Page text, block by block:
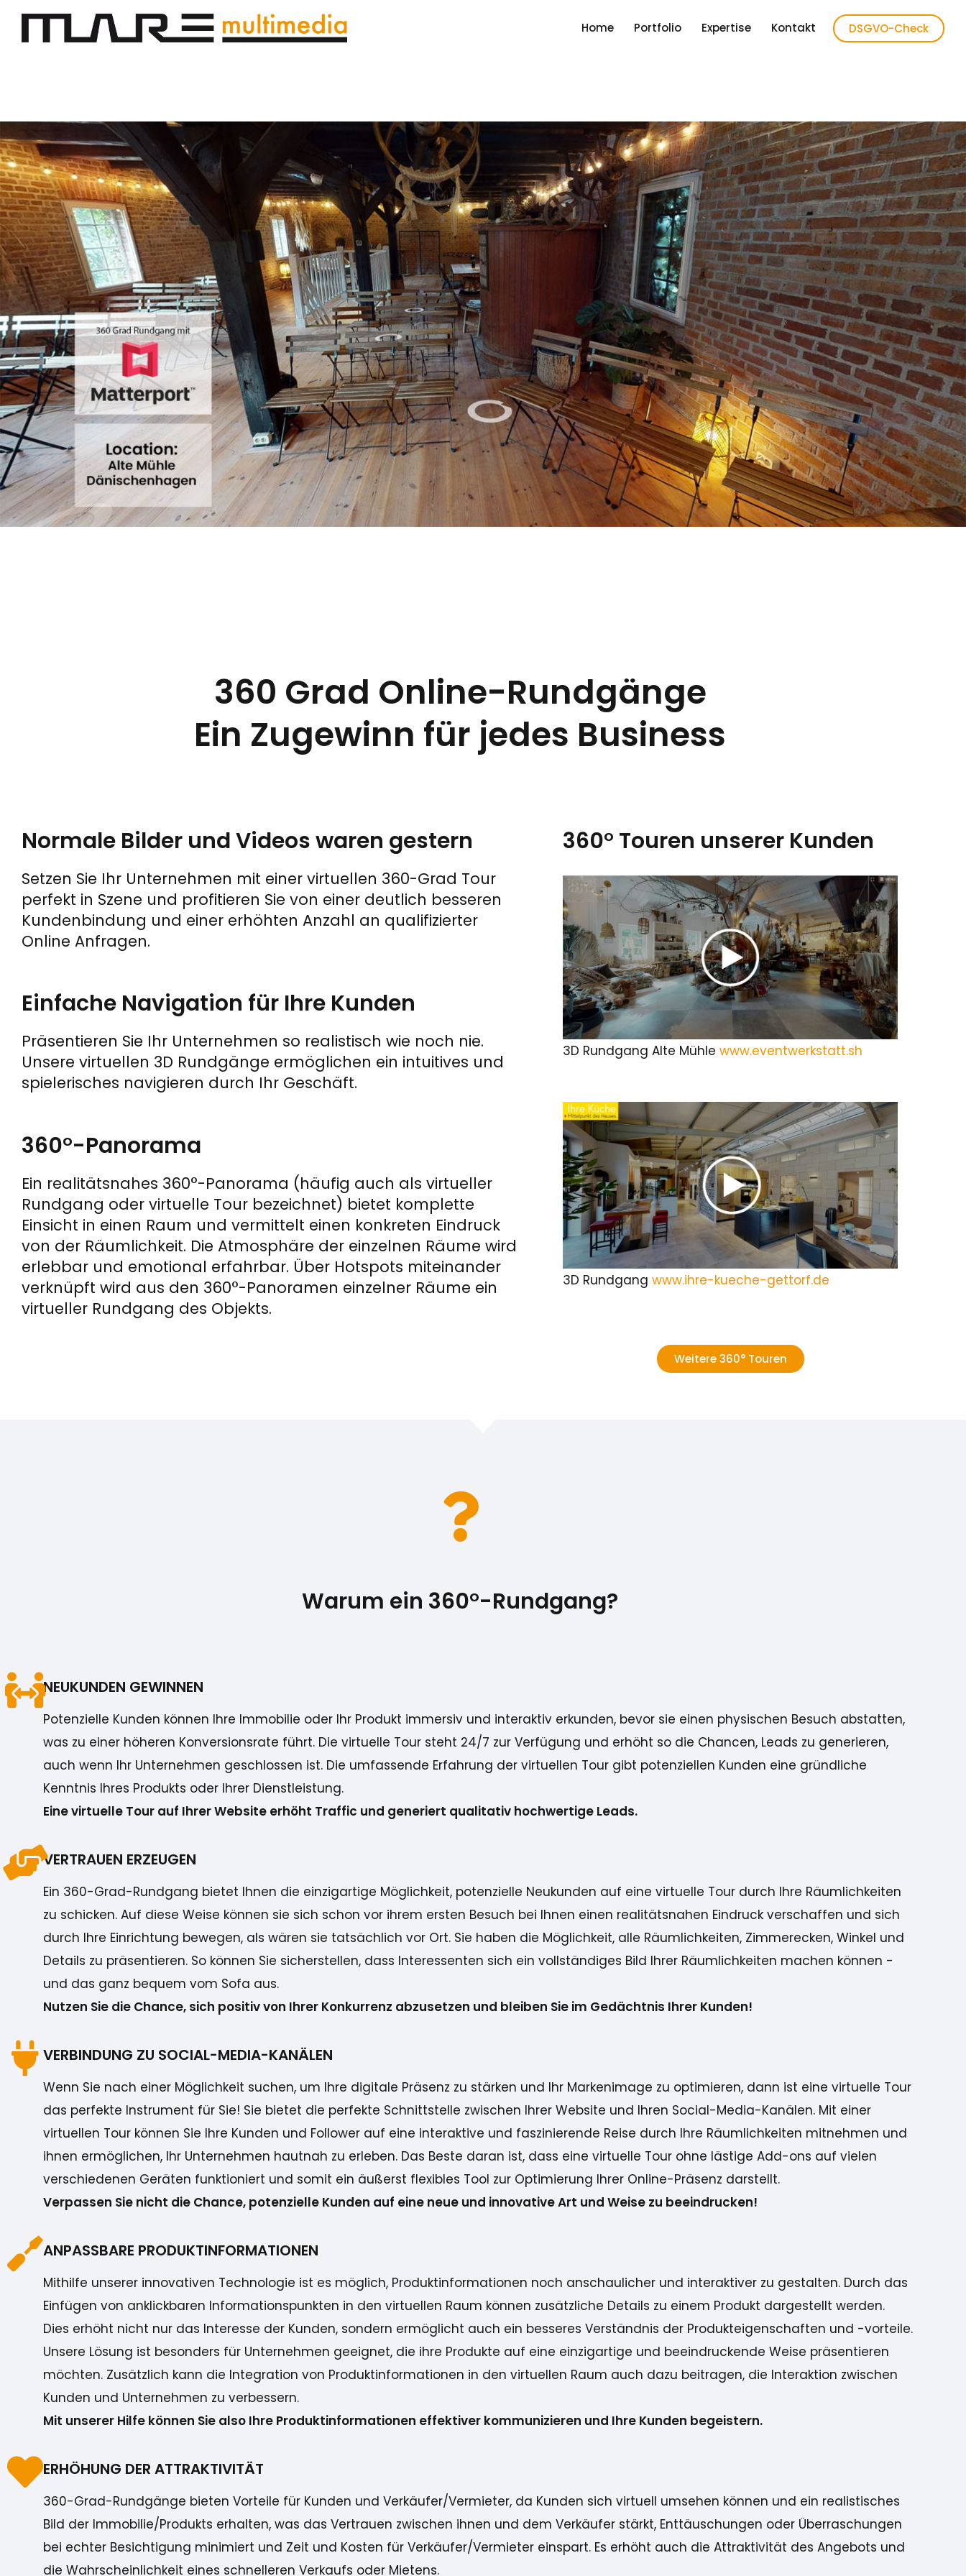
Home Portfolio Expertise Kontakt DSGVO-Check
360 Grad Online-Rundgänge
Ein Zugewinn für jedes Business
Normale Bilder und Videos waren gestern
Setzen Sie Ihr Unternehmen mit einer virtuellen 360-Grad Tour
perfekt in Szene und profitieren Sie von einer deutlich besseren
Kundenbindung und einer erhöhten Anzahl an qualifizierter
Online Anfragen.
Einfache Navigation für Ihre Kunden
Präsentieren Sie Ihr Unternehmen so realistisch wie noch nie.
Unsere virtuellen 3D Rundgänge ermöglichen ein intuitives und
spielerisches navigieren durch Ihr Geschäft.
360°-Panorama
Ein realitätsnahes 360°-Panorama (häufig auch als virtueller
Rundgang oder virtuelle Tour bezeichnet) bietet komplette
Einsicht in einen Raum und vermittelt einen konkreten Eindruck
von der Räumlichkeit. Die Atmosphäre der einzelnen Räume wird
erlebbar und emotional erfahrbar. Über Hotspots miteinander
verknüpft wird aus den 360°-Panoramen einzelner Räume ein
virtueller Rundgang des Objekts.
360° Touren unserer Kunden
3D Rundgang Alte Mühle www.eventwerkstatt.sh
3D Rundgang www.ihre-kueche-gettorf.de
Weitere 360° Touren
Warum ein 360°-Rundgang?
NEUKUNDEN GEWINNEN
Potenzielle Kunden können Ihre Immobilie oder Ihr Produkt immersiv und interaktiv erkunden, bevor sie einen physischen Besuch abstatten,
was zu einer höheren Konversionsrate führt. Die virtuelle Tour steht 24/7 zur Verfügung und erhöht so die Chancen, Leads zu generieren,
auch wenn Ihr Unternehmen geschlossen ist. Die umfassende Erfahrung der virtuellen Tour gibt potenziellen Kunden eine gründliche
Kenntnis Ihres Produkts oder Ihrer Dienstleistung.
Eine virtuelle Tour auf Ihrer Website erhöht Traffic und generiert qualitativ hochwertige Leads.
VERTRAUEN ERZEUGEN
Ein 360-Grad-Rundgang bietet Ihnen die einzigartige Möglichkeit, potenzielle Neukunden auf eine virtuelle Tour durch Ihre Räumlichkeiten
zu schicken. Auf diese Weise können sie sich schon vor ihrem ersten Besuch bei Ihnen einen realitätsnahen Eindruck verschaffen und sich
durch Ihre Einrichtung bewegen, als wären sie tatsächlich vor Ort. Sie haben die Möglichkeit, alle Räumlichkeiten, Zimmerecken, Winkel und
Details zu präsentieren. So können Sie sicherstellen, dass Interessenten sich ein vollständiges Bild Ihrer Räumlichkeiten machen können -
und das ganz bequem vom Sofa aus.
Nutzen Sie die Chance, sich positiv von Ihrer Konkurrenz abzusetzen und bleiben Sie im Gedächtnis Ihrer Kunden!
VERBINDUNG ZU SOCIAL-MEDIA-KANÄLEN
Wenn Sie nach einer Möglichkeit suchen, um Ihre digitale Präsenz zu stärken und Ihr Markenimage zu optimieren, dann ist eine virtuelle Tour
das perfekte Instrument für Sie! Sie bietet die perfekte Schnittstelle zwischen Ihrer Website und Ihren Social-Media-Kanälen. Mit einer
virtuellen Tour können Sie Ihre Kunden und Follower auf eine interaktive und faszinierende Reise durch Ihre Räumlichkeiten mitnehmen und
ihnen ermöglichen, Ihr Unternehmen hautnah zu erleben. Das Beste daran ist, dass eine virtuelle Tour ohne lästige Add-ons auf vielen
verschiedenen Geräten funktioniert und somit ein äußerst flexibles Tool zur Optimierung Ihrer Online-Präsenz darstellt.
Verpassen Sie nicht die Chance, potenzielle Kunden auf eine neue und innovative Art und Weise zu beeindrucken!
ANPASSBARE PRODUKTINFORMATIONEN
Mithilfe unserer innovativen Technologie ist es möglich, Produktinformationen noch anschaulicher und interaktiver zu gestalten. Durch das
Einfügen von anklickbaren Informationspunkten in den virtuellen Raum können zusätzliche Details zu einem Produkt dargestellt werden.
Dies erhöht nicht nur das Interesse der Kunden, sondern ermöglicht auch ein besseres Verständnis der Produkteigenschaften und -vorteile.
Unsere Lösung ist besonders für Unternehmen geeignet, die ihre Produkte auf eine einzigartige und beeindruckende Weise präsentieren
möchten. Zusätzlich kann die Integration von Produktinformationen in den virtuellen Raum auch dazu beitragen, die Interaktion zwischen
Kunden und Unternehmen zu verbessern.
Mit unserer Hilfe können Sie also Ihre Produktinformationen effektiver kommunizieren und Ihre Kunden begeistern.
ERHÖHUNG DER ATTRAKTIVITÄT
360-Grad-Rundgänge bieten Vorteile für Kunden und Verkäufer/Vermieter, da Kunden sich virtuell umsehen können und ein realistisches
Bild der Immobilie/Produkts erhalten, was das Vertrauen zwischen ihnen und dem Verkäufer stärkt, Enttäuschungen oder Überraschungen
bei echter Besichtigung minimiert und Zeit und Kosten für Verkäufer/Vermieter einspart. Es erhöht auch die Attraktivität des Angebots und
die Wahrscheinlichkeit eines schnelleren Verkaufs oder Mietens.